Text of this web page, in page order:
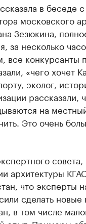
в беседе
московского
Зезюкина,
за несколько
все конкурсанты
«чего хочет
эколог,
рассказали,
на
Это очень
архитектуры
что эксперты
сделать
в том числе